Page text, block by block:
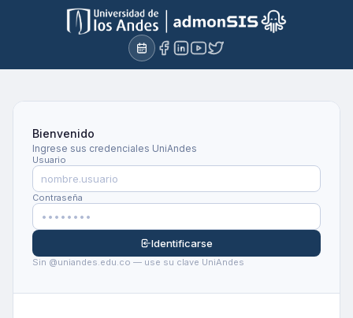
Bienvenido
Ingrese sus credenciales UniAndes
Usuario
Contraseña
Identificarse
Sin @uniandes.edu.co — use su clave UniAndes